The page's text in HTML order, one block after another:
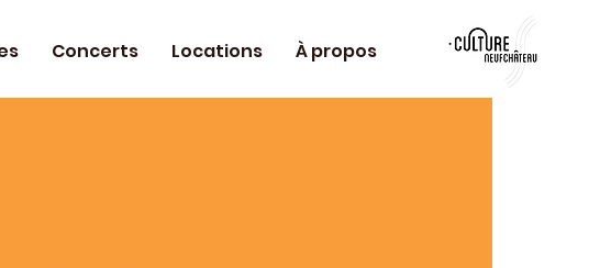
Concerts Locations À propos